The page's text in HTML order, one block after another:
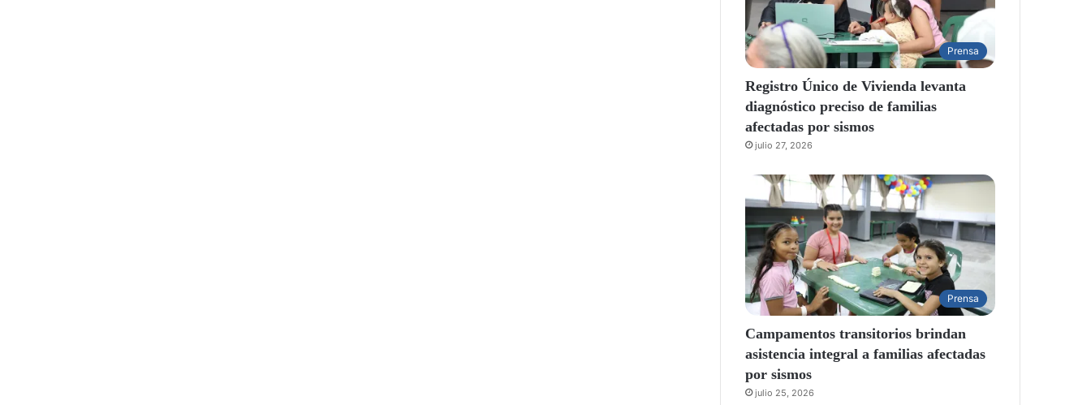
Prensa
Registro Único de Vivienda levanta
diagnóstico preciso de familias
afectadas por sismos
julio 27, 2026
Prensa
Campamentos transitorios brindan
asistencia integral a familias afectadas
por sismos
julio 25, 2026